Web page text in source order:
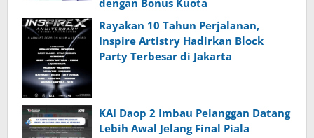
Rayakan 10 Tahun Perjalanan,
Inspire Artistry Hadirkan Block
Party Terbesar di Jakarta
KAI Daop 2 Imbau Pelanggan Datang
Lebih Awal Jelang Final Piala